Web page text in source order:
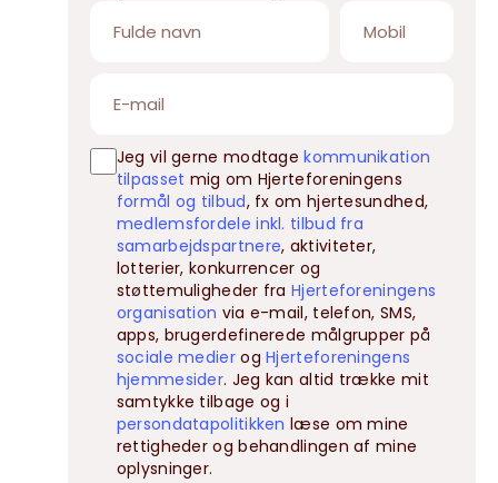
Jeg vil gerne modtagekommunikation
tilpasset mig om Hjerteforeningens
formål og tilbud, fx om hjertesundhed,
medlemsfordele inkl. tilbud fra
samarbejdspartnere, aktiviteter,
lotterier, konkurrencer og
støttemuligheder fraHjerteforeningens
organisation via e-mail, telefon, SMS,
apps, brugerdefinerede målgrupper på
sociale medierogHjerteforeningens
hjemmesider. Jeg kan altid trække mit
samtykke tilbage og i
persondatapolitikken læse om mine
rettigheder og behandlingen af mine
oplysninger.